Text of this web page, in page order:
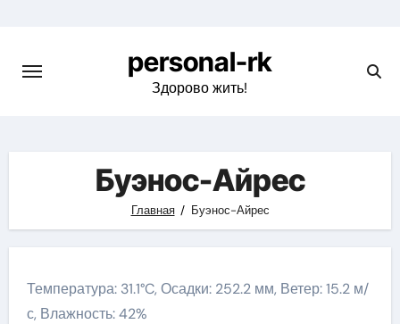
содержимому
personal-rk
Здорово жить!
Буэнос-Айрес
Главная Буэнос-Айрес
Температура: 31.1°C, Осадки: 252.2 мм, Ветер: 15.2 м/
с, Влажность: 42%